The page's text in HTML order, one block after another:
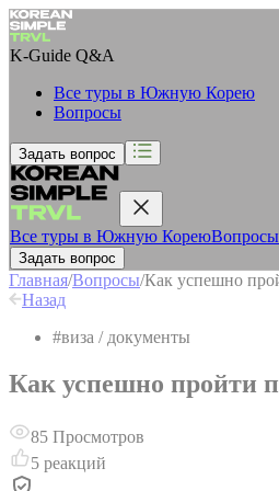
K-Guide Q&A
Все туры в Южную Корею
Вопросы
Задать вопрос
Все туры в Южную КореюВопросы
Задать вопрос
Главная/Вопросы/Как успешно
Назад
#виза / документы
Как успешно пройти
85 Просмотров
5 реакций